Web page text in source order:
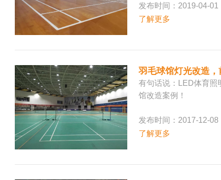
发布时间：2019-04-01
了解更多
羽毛球馆灯光改造
有句话说：LED体育照
馆改造案例！
发布时间：2017-12-08
了解更多